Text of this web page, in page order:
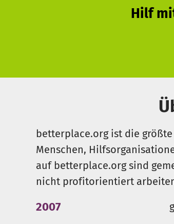
und Angehörigen der Zielgruppe
Die Verantwortung für die Umsetzung
Kolpingwerk Ukraine und die lokale
Mittel zu erwirtschaften und sie sowohl in
Die Spenden werden für die Einrichtung
Verkaufsstätte benötigt.
Dieses Projekt soll in 12 Monaten
Hilf
betterplace.org ist die
Menschen,
auf betterplace.org sind
nicht profitorientiert
2007